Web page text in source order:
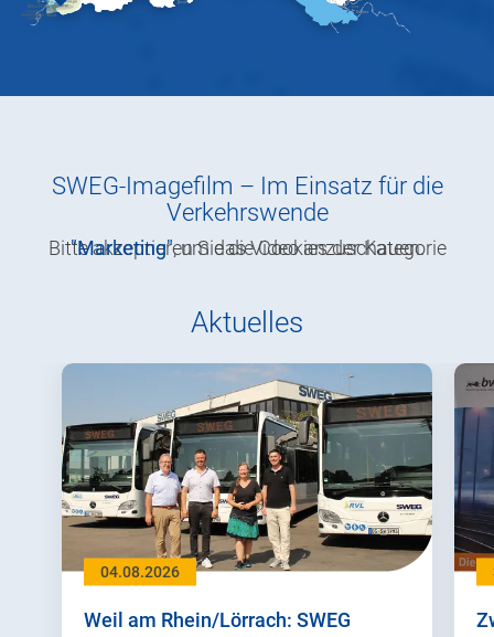
SWEG-Imagefilm – Im Einsatz für die
Verkehrswende
Bitte akzeptieren Sie die Cookies der Kategorie
"Marketing", um das Video anzuschauen.
Aktuelles
04.08.2026
Weil am Rhein/Lörrach: SWEG